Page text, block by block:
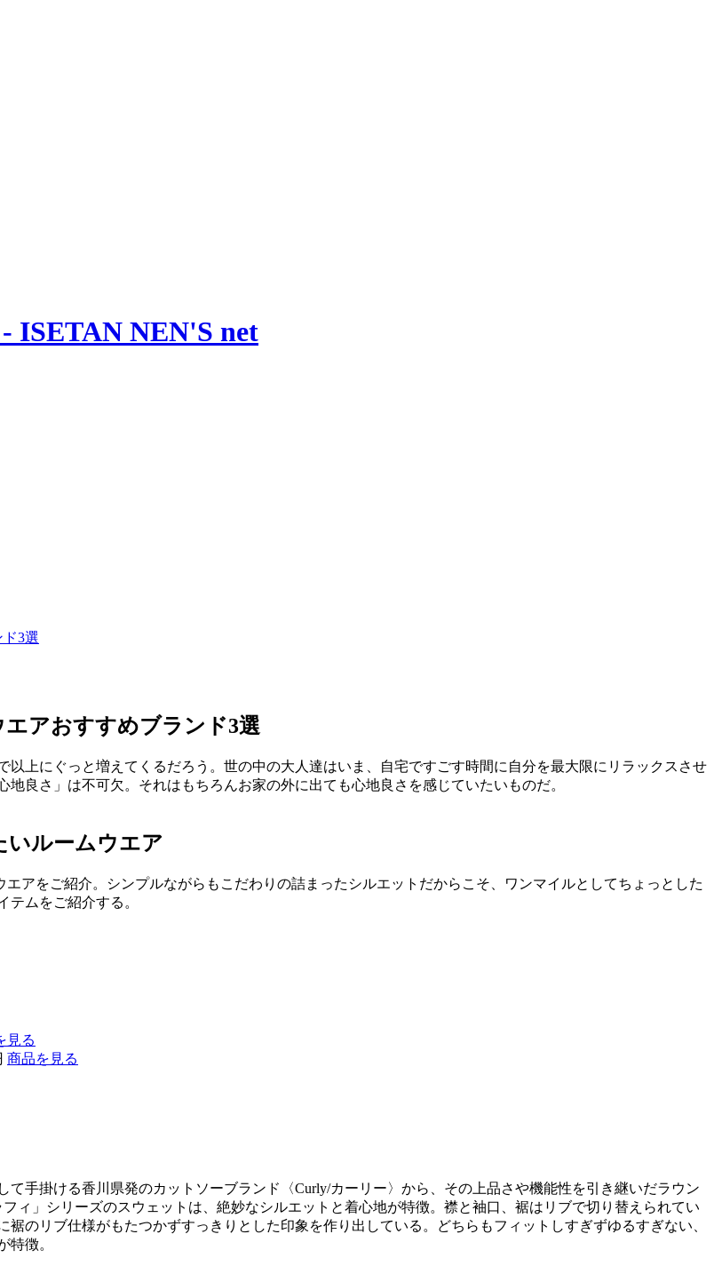
ISETAN NEN'S net
3選
アおすすめブランド3選
上にぐっと増えてくるだろう。世の中の大人達はいま、自宅ですごす時間に自分を最大限にリラックスさせ
良さ」は不可欠。それはもちろんお家の外に出ても心地良さを感じていたいものだ。
いルームウエア
アをご紹介。シンプルながらもこだわりの詰まったシルエットだからこそ、ワンマイルとしてちょっとした
ムをご紹介する。
見る
商品を見る
手掛ける香川県発のカットソーブランド〈Curly/カーリー〉から、その上品さや機能性を引き継いだラウン
ィ」シリーズのスウェットは、絶妙なシルエットと着心地が特徴。襟と袖口、裾はリブで切り替えられてい
のリブ仕様がもたつかずすっきりとした印象を作り出している。どちらもフィットしすぎずゆるすぎない、
特徴。